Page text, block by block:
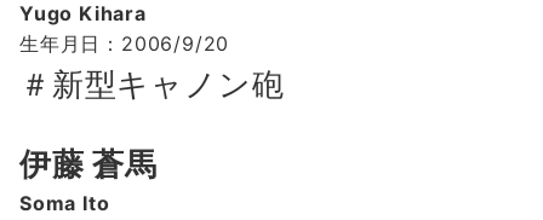
Yugo Kihara
生年月日：2006/9/20
＃新型キャノン砲
伊藤 蒼馬
Soma Ito